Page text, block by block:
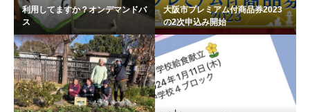
利用してますか？オンデマンドバ
ス
大阪市プレミアム付商品券2023
の2次申込み開始